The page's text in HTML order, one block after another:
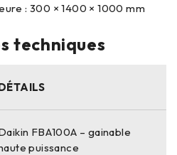
: 300 × 1400 × 1000 mm
techniques
FBA100A – gainable
puissance